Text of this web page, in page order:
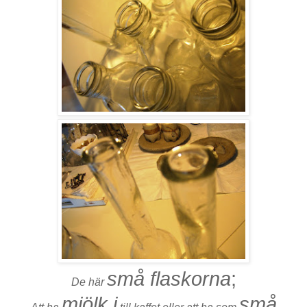
De härsmå flaskorna;